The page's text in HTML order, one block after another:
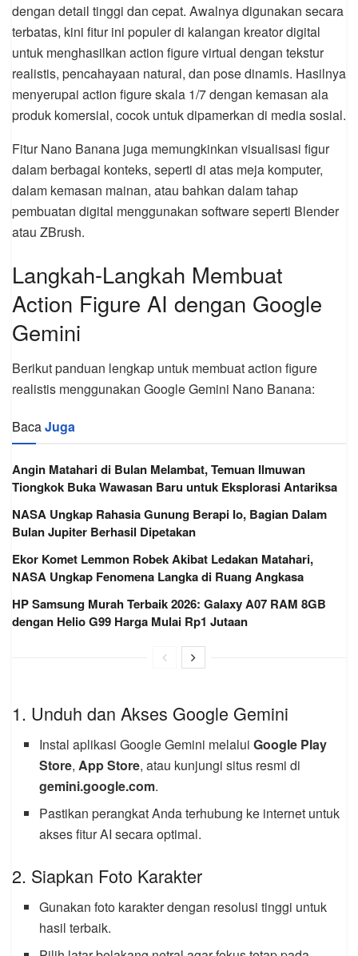
dengan detail tinggi dan cepat. Awalnya digunakan secara
terbatas, kini fitur ini populer di kalangan kreator digital
untuk menghasilkan action figure virtual dengan tekstur
realistis, pencahayaan natural, dan pose dinamis. Hasilnya
menyerupai action figure skala 1/7 dengan kemasan ala
produk komersial, cocok untuk dipamerkan di media sosial.
Fitur Nano Banana juga memungkinkan visualisasi figur
dalam berbagai konteks, seperti di atas meja komputer,
dalam kemasan mainan, atau bahkan dalam tahap
pembuatan digital menggunakan software seperti Blender
atau ZBrush.
Langkah-Langkah Membuat
Action Figure AI dengan Google
Gemini
Berikut panduan lengkap untuk membuat action figure
realistis menggunakan Google Gemini Nano Banana:
BacaJuga
Angin Matahari di Bulan Melambat, Temuan Ilmuwan
Tiongkok Buka Wawasan Baru untuk Eksplorasi Antariksa
NASA Ungkap Rahasia Gunung Berapi Io, Bagian Dalam
Bulan Jupiter Berhasil Dipetakan
Ekor Komet Lemmon Robek Akibat Ledakan Matahari,
NASA Ungkap Fenomena Langka di Ruang Angkasa
HP Samsung Murah Terbaik 2026: Galaxy A07 RAM 8GB
dengan Helio G99 Harga Mulai Rp1 Jutaan
1. Unduh dan Akses Google Gemini
Instal aplikasi Google Gemini melaluiGoogle Play
Store,App Store, atau kunjungi situs resmi di
gemini.google.com.
Pastikan perangkat Anda terhubung ke internet untuk
akses fitur AI secara optimal.
2. Siapkan Foto Karakter
Gunakan foto karakter dengan resolusi tinggi untuk
hasil terbaik.